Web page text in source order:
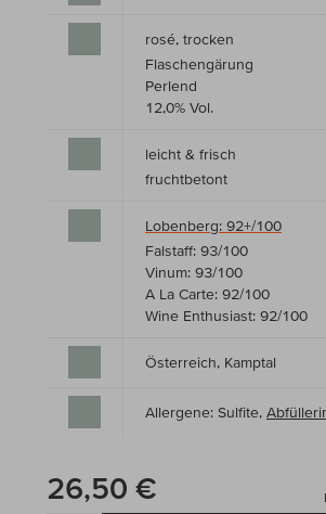
rosé, trocken
Flaschengärung
Perlend
12,0% Vol.
leicht & frisch
fruchtbetont
Lobenberg: 92+/100
Falstaff: 93/100
Vinum: 93/100
A La Carte: 92/100
Wine Enthusiast: 92/100
Österreich, Kamptal
Allergene: Sulfite,
26,50 €